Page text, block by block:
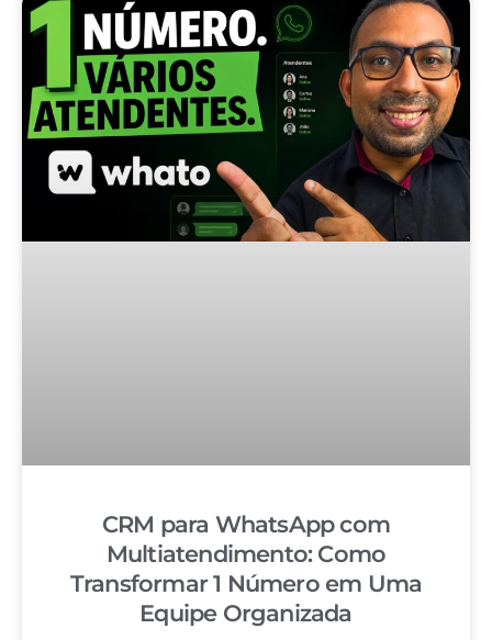
CRM para WhatsApp com
Multiatendimento: Como
Transformar 1 Número em Uma
Equipe Organizada